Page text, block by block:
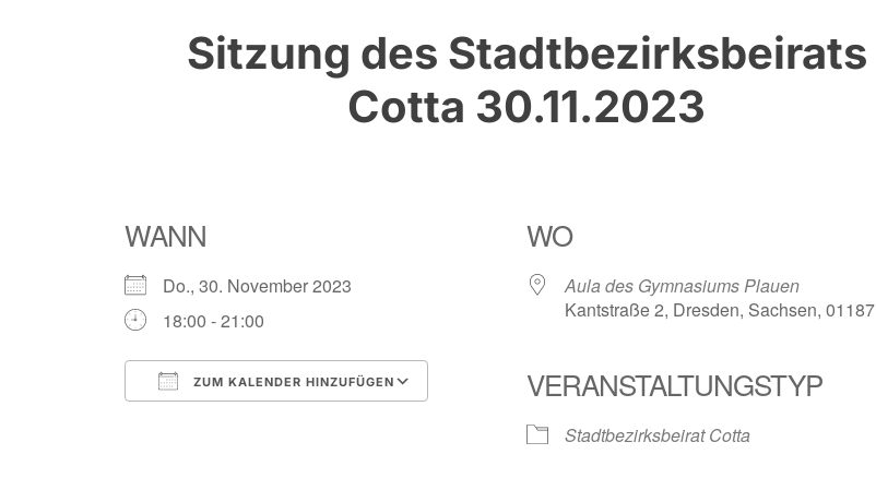
Sitzung des Stadtbezirksbeirats
Cotta 30.11.2023
WANN
Do., 30. November 2023
18:00 - 21:00
ZUM KALENDER HINZUFÜGEN
Google Kalender
WO
Aula des Gymnasiums Plauen
Kantstraße 2, Dresden, Sachsen, 01187
VERANSTALTUNGSTYP
Stadtbezirksbeirat Cotta